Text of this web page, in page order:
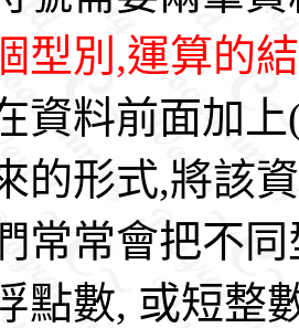
型別,運算的
資料前面加
的形式,將該
常常會把不
點數, 或短整